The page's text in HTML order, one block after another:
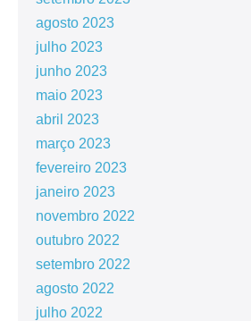
agosto 2023
julho 2023
junho 2023
maio 2023
abril 2023
março 2023
fevereiro 2023
janeiro 2023
novembro 2022
outubro 2022
setembro 2022
agosto 2022
julho 2022